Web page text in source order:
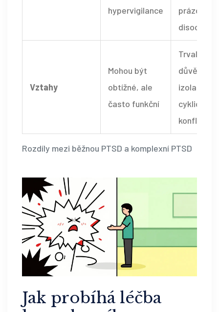
Rozdíly mezi běžnou PTSD a komplexní PTSD
hypervigilance
disociace
Vztahy
Mohou být
obtížné, ale
často funkční
Trvalé
důvěrou,
izolace,
cyklické
konflikty
Jak probíhá léčba